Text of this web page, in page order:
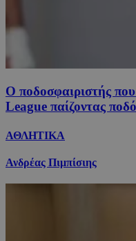
Ο ποδοσφαιριστής
League παίζοντας
ΑΘΛΗΤΙΚΑ
Ανδρέας Πιμπίσιης